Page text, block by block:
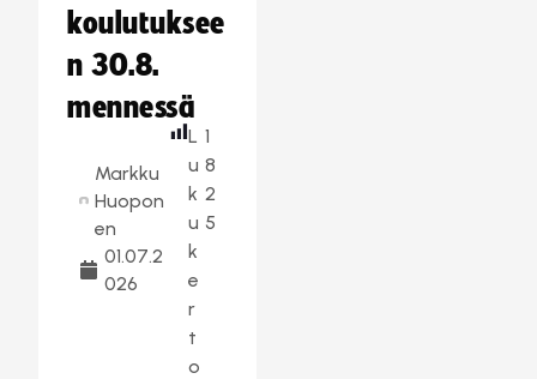
koulutuksee
n 30.8.
mennessä
Markku
Huopon
en
01.07.2
026
L
u
k
u
k
e
r
t
o
1
8
2
5